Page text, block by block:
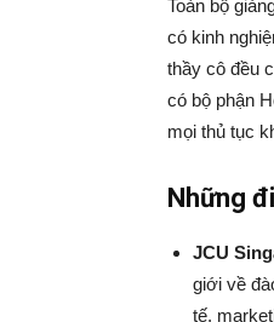
Toàn bộ
có kinh
thầy cô đều
có bộ phận
mọi thủ tục
Những
JCU
giới về
tế,